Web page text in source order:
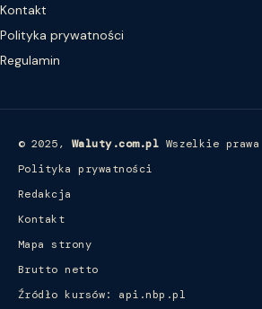
Kontakt
Polityka prywatności
Regulamin
© 2025, Waluty.com.pl Wszelkie
Polityka prywatności
Redakcja
Kontakt
Mapa strony
Brutto netto
Źródło kursów: api.nbp.pl